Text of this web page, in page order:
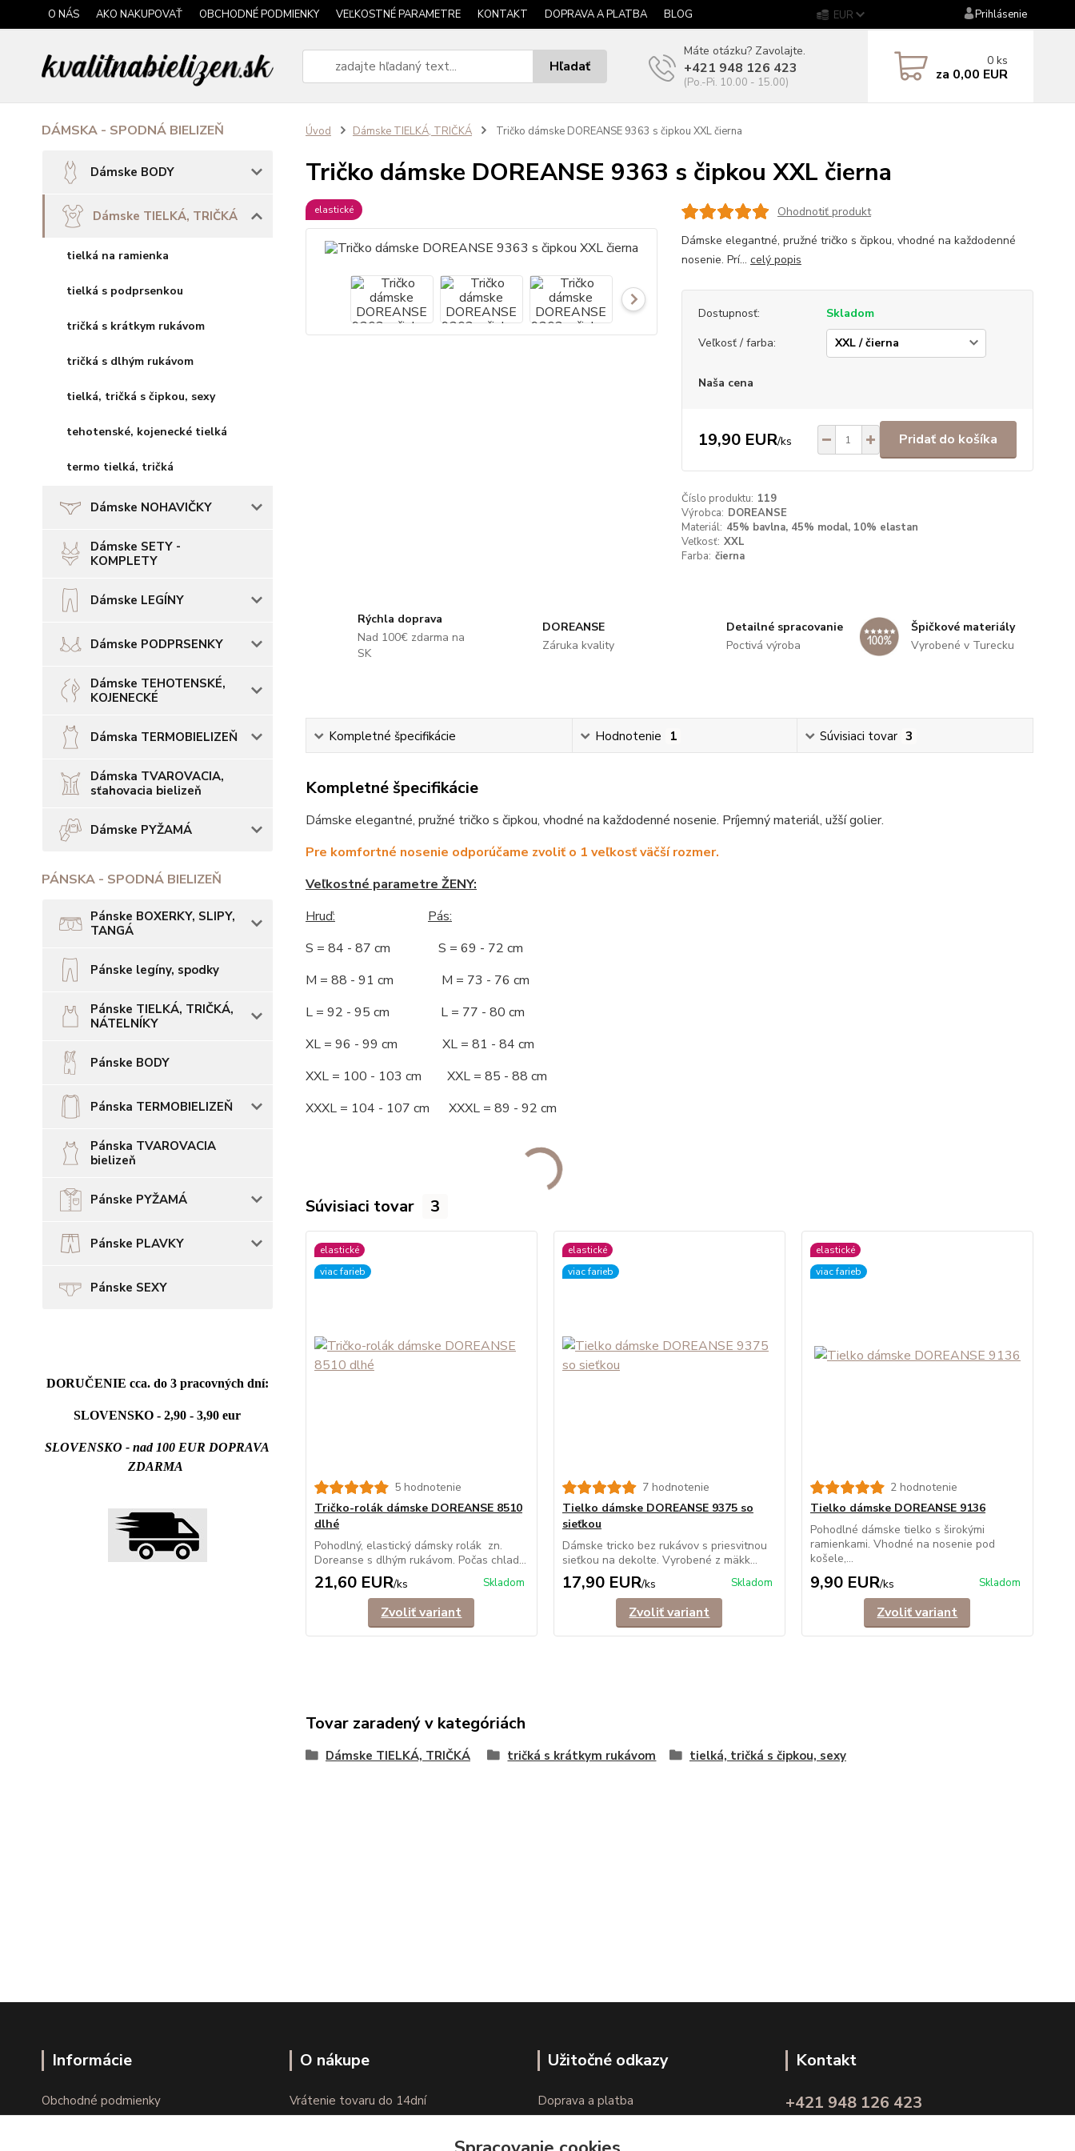
O NÁS AKO NAKUPOVAŤ OBCHODNÉ PODMIENKY VEĽKOSTNÉ PARAMETRE KONTAKT DOPRAVA A PLATBA BLOG EUR Prihlásenie
Hľadať
Máte otázku? Zavolajte.
+421 948 126 423
(Po.-Pi. 10.00 - 15.00)
0 ks
za 0,00 EUR
DÁMSKA - SPODNÁ BIELIZEŇ
Dámske BODY
Dámske TIELKÁ, TRIČKÁ
tielká na ramienka
tielká s podprsenkou
tričká s krátkym rukávom
tričká s dlhým rukávom
tielká, tričká s čipkou, sexy
tehotenské, kojenecké tielká
termo tielká, tričká
Dámske NOHAVIČKY
Dámske SETY -
KOMPLETY
Dámske LEGÍNY
Dámske PODPRSENKY
Dámske TEHOTENSKÉ,
KOJENECKÉ
Dámska TERMOBIELIZEŇ
Dámska TVAROVACIA,
sťahovacia bielizeň
Dámske PYŽAMÁ
PÁNSKA - SPODNÁ BIELIZEŇ
Pánske BOXERKY, SLIPY,
TANGÁ
Pánske legíny, spodky
Pánske TIELKÁ, TRIČKÁ,
NÁTELNÍKY
Pánske BODY
Pánska TERMOBIELIZEŇ
Pánska TVAROVACIA
bielizeň
Pánske PYŽAMÁ
Pánske PLAVKY
Pánske SEXY
DORUČENIE cca. do 3 pracovných dní:
SLOVENSKO - 2,90 - 3,90 eur
SLOVENSKO - nad 100 EUR DOPRAVA
ZDARMA
Úvod Dámske TIELKÁ, TRIČKÁ Tričko dámske DOREANSE 9363 s čipkou XXL čierna
Tričko dámske DOREANSE 9363 s čipkou XXL čierna
elastické
Ohodnotiť produkt
Dámske elegantné, pružné tričko s čipkou, vhodné na každodenné
nosenie. Prí... celý popis
Dostupnosť:
Skladom
Veľkosť / farba:
Naša cena
19,90 EUR/ks Pridať do košíka
Číslo produktu: 119
Výrobca: DOREANSE
Materiál: 45% bavlna, 45% modal, 10% elastan
Veľkosť: XXL
Farba: čierna
Rýchla doprava
Nad 100€ zdarma na
SK
DOREANSE
Záruka kvality
Detailné spracovanie
Poctivá výroba
Špičkové materiály
Vyrobené v Turecku
Kompletné špecifikácie Hodnotenie 1 Súvisiaci tovar 3
Kompletné špecifikácie
Dámske elegantné, pružné tričko s čipkou, vhodné na každodenné nosenie. Príjemný materiál, užší golier.
Pre komfortné nosenie odporúčame zvoliť o 1 veľkosť väčší rozmer.
Veľkostné parametre ŽENY:
Hruď:
Pás:
S = 84 - 87 cm S = 69 - 72 cm
M = 88 - 91 cm M = 73 - 76 cm
L = 92 - 95 cm L = 77 - 80 cm
XL = 96 - 99 cm XL = 81 - 84 cm
XXL = 100 - 103 cm XXL = 85 - 88 cm
XXXL = 104 - 107 cm XXXL = 89 - 92 cm
Súvisiaci tovar 3
elastické
viac farieb
5 hodnotenie
Tričko-rolák dámske DOREANSE 8510
dlhé
Pohodlný, elastický dámsky rolák zn.
Doreanse s dlhým rukávom. Počas chlad...
21,60 EUR/ks Skladom
Zvoliť variant
elastické
viac farieb
7 hodnotenie
Tielko dámske DOREANSE 9375 so
sieťkou
Dámske tricko bez rukávov s priesvitnou
sieťkou na dekolte. Vyrobené z mäkk...
17,90 EUR/ks Skladom
Zvoliť variant
elastické
viac farieb
2 hodnotenie
Tielko dámske DOREANSE 9136
Pohodlné dámske tielko s širokými
ramienkami. Vhodné na nosenie pod
košele,...
9,90 EUR/ks Skladom
Zvoliť variant
Tovar zaradený v kategóriách
Dámske TIELKÁ, TRIČKÁ tričká s krátkym rukávom tielká, tričká s čipkou, sexy
Informácie
Obchodné podmienky
O nákupe
Vrátenie tovaru do 14dní
Užitočné odkazy
Doprava a platba
Kontakt
+421 948 126 423